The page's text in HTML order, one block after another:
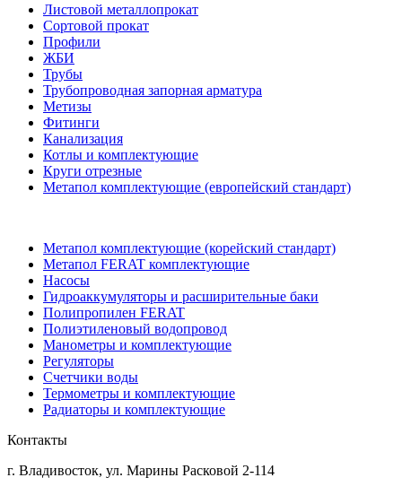
Листовой металлопрокат
Сортовой прокат
Профили
ЖБИ
Трубы
Трубопроводная запорная арматура
Метизы
Фитинги
Канализация
Котлы и комплектующие
Круги отрезные
Метапол комплектующие (европейский стандарт)
Метапол комплектующие (корейский стандарт)
Метапол FERAT комплектующие
Насосы
Гидроаккумуляторы и расширительные баки
Полипропилен FERAT
Полиэтиленовый водопровод
Манометры и комплектующие
Регуляторы
Счетчики воды
Термометры и комплектующие
Радиаторы и комплектующие
Контакты
г. Владивосток, ул. Марины Расковой 2-114